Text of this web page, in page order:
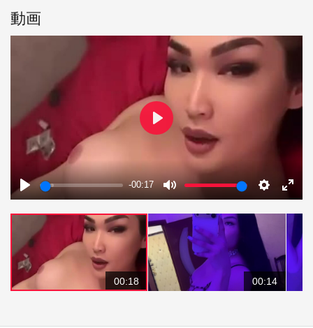
動画
Play
-00:17
Mute Settings
Enter
Play
00:18 00:14